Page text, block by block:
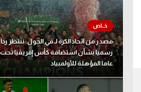
تقرير في الجول
تحليل في الجول
حكايات في الجول
كويز في الجول
فيديو في الجول
مصدر من اتحاد الكرة لـ في الجول: ننتظر ردا
عاما المؤهلة للأولمبياد